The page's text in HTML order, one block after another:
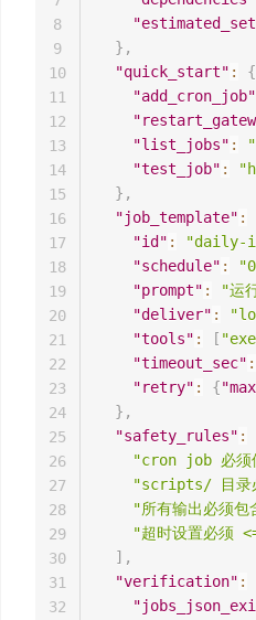
} ,
"quick_start" :
{
"add_cron_job"
"list_jobs" :
"test_job" :
} ,
"job_template" :
"id" : "daily-
"schedule" :
"prompt" :
"运
"deliver" :
"tools" : [
"timeout_sec" :
"retry" : {
} ,
"safety_rules" :
"cron job 必须
"scripts/ 目录
"所有输出必须包
"超时设置必须
] ,
"verification" :
8
9
10
11
12
13
14
15
16
17
18
19
20
21
22
23
24
25
26
27
28
29
30
31
32